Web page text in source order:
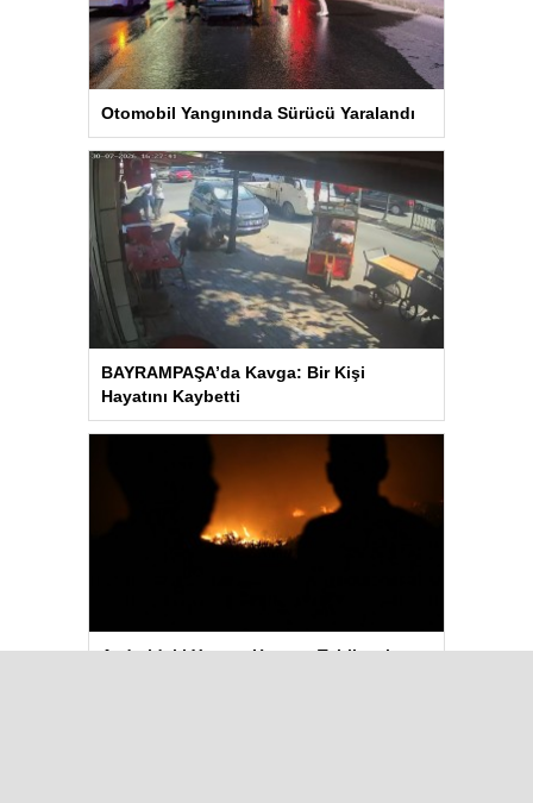
Otomobil Yangınında Sürücü Yaralandı
BAYRAMPAŞA’da Kavga: Bir Kişi
Hayatını Kaybetti
Aydın’daki Yangın Hayvan Tahliyesine